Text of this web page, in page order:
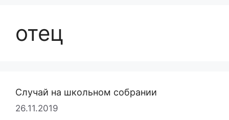
отец
Случай на школьном собрании
26.11.2019